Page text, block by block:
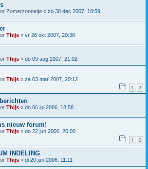
Zomerzonnetje « zo 30 dec 2007, 18:59
Thijs « vr 26 okt 2007, 20:38
Thijs « do 09 aug 2007, 21:02
Thijs « za 03 mar 2007, 20:12
1 2
Thijs « do 06 jul 2006, 18:58
nieuw forum!
Thijs « do 22 jun 2006, 20:00
1 2
INDELING
Thijs « di 20 jun 2006, 11:11